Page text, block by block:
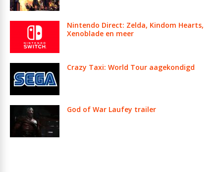
Nintendo Direct: Zelda, Kindom Hearts,
Xenoblade en meer
Crazy Taxi: World Tour aagekondigd
God of War Laufey trailer